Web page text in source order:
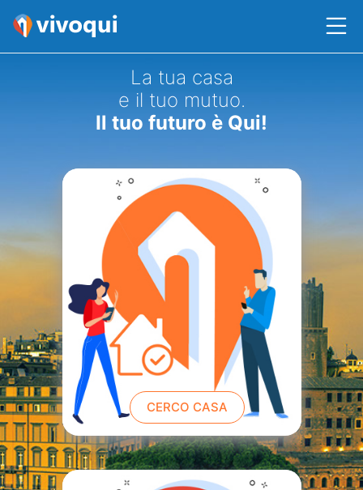
La tua casa
e il tuo mutuo.
Il tuo futuro è Qui!
CERCO CASA